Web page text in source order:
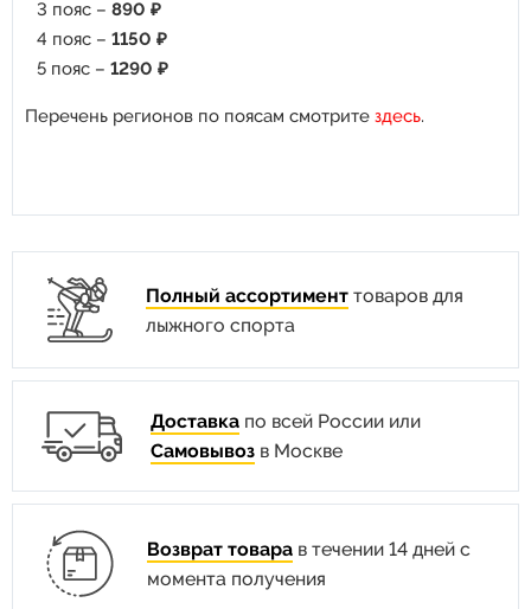
3 пояс – 890 ₽
4 пояс – 1150 ₽
5 пояс – 1290 ₽
Перечень регионов по поясам смотрите здесь.
Полный ассортимент товаров для
лыжного спорта
Доставка по всей России или
Самовывоз в Москве
Возврат товарав течении 14 дней с
момента получения